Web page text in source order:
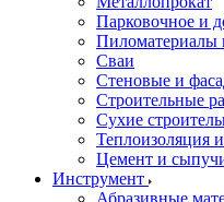
Парковочное и
Пиломатериалы
Сваи
Стеновые и
Строительные
Сухие
Теплоизоляция
Цемент и
Инструмент
Абразивные